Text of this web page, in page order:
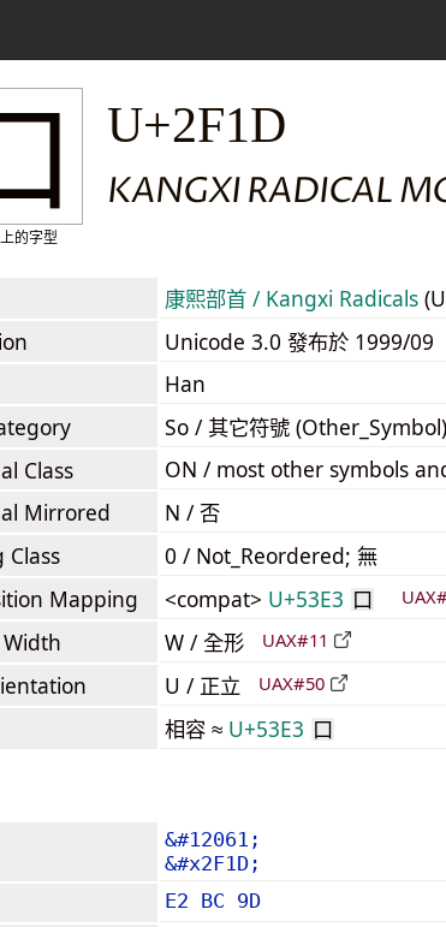
的字型
U+2F1D
KANGXI RADICAL
康熙部首 / Kangxi Radicals
Unicode 3.0 發布於 1999/09
Han
So / 其它符號 (Other_Symbol)
Class
ON / most other symbols
Mirrored
N / 否
0 / Not_Reordered; 無
Mapping <compat> U+53E3 口
W / 全形 UAX#11
U / 正立 UAX#50
相容 ≈ U+53E3 口
&#12061;
&#x2F1D;
E2 BC 9D